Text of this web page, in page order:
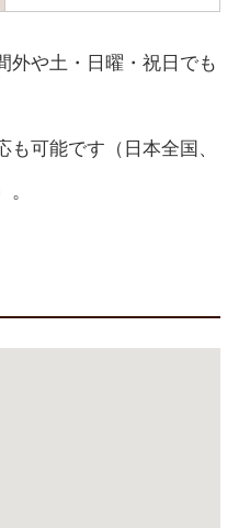
外や土・日曜・祝日でも
可能です（日本全国、